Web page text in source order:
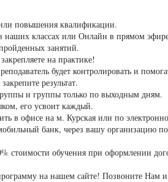
повышения квалификации.
наших классах или Онлайн в прямом
занятий.
на практике!
будет контролировать и
результат.
и группы только по выходным дням.
его усвоит каждый.
в офисе на м. Курская или по
банк, через вашу организацию
стоимости обучения при оформлении
на нашем сайте! Позвоните Нам